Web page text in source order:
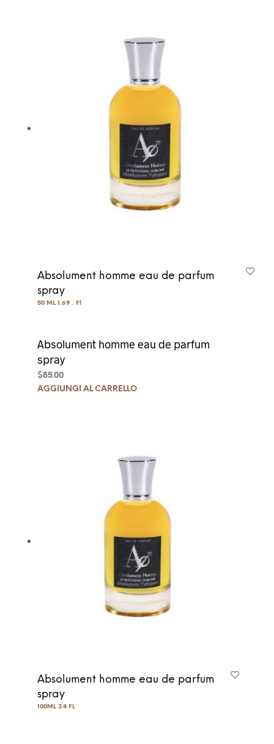
Absolument homme eau de parfum
spray
50 ML 1.69 . Fl
Absolument homme eau de parfum
spray
$85.00
AGGIUNGI AL CARRELLO
Absolument homme eau de parfum
spray
100ML 3.4 FL